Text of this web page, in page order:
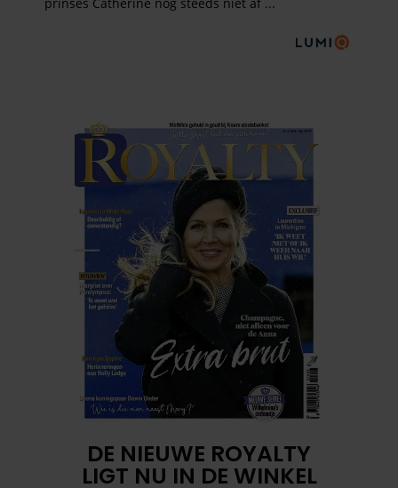
DE NIEUWE ROYALTY
LIGT NU IN DE WINKEL